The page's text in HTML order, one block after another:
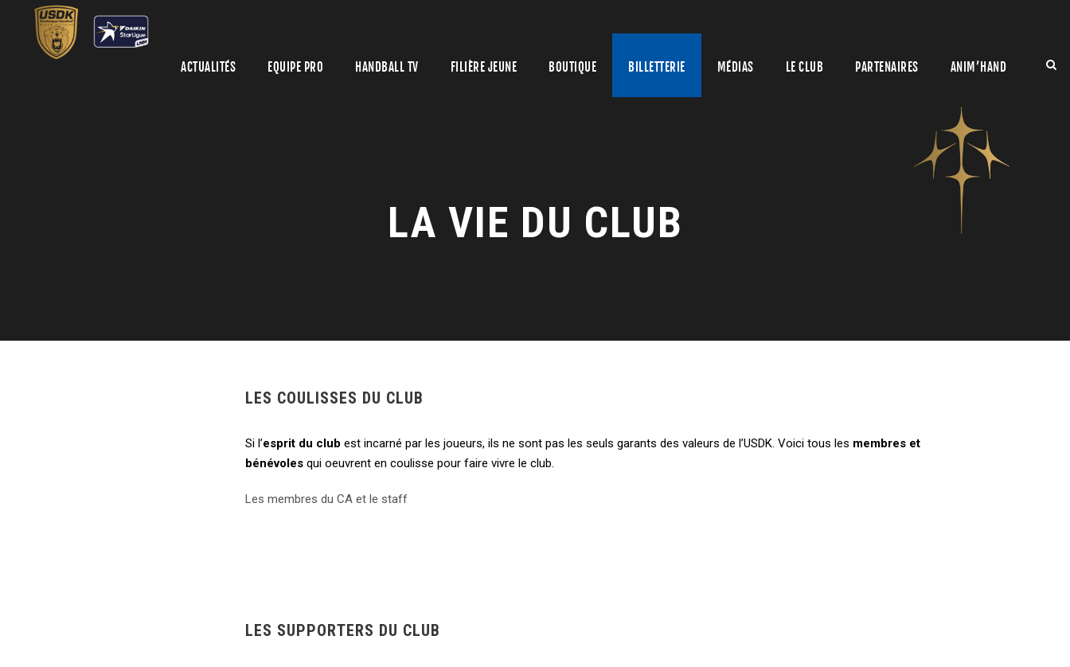
ACTUALITÉS EQUIPE PRO HANDBALL TV FILIÈRE JEUNE BOUTIQUE BILLETTERIE MÉDIAS LE CLUB PARTENAIRES ANIM’HAND
LA VIE DU CLUB
LES COULISSES DU CLUB
Si l’esprit du club est incarné par les joueurs, ils ne sont pas les seuls garants des valeurs de l’USDK. Voici tous les membres et
bénévoles qui oeuvrent en coulisse pour faire vivre le club.
Les membres du CA et le staff
LES SUPPORTERS DU CLUB